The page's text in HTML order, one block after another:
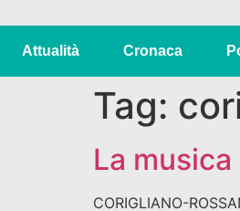
Attualità Cronaca
Tag:
La
CORIGLIANO-